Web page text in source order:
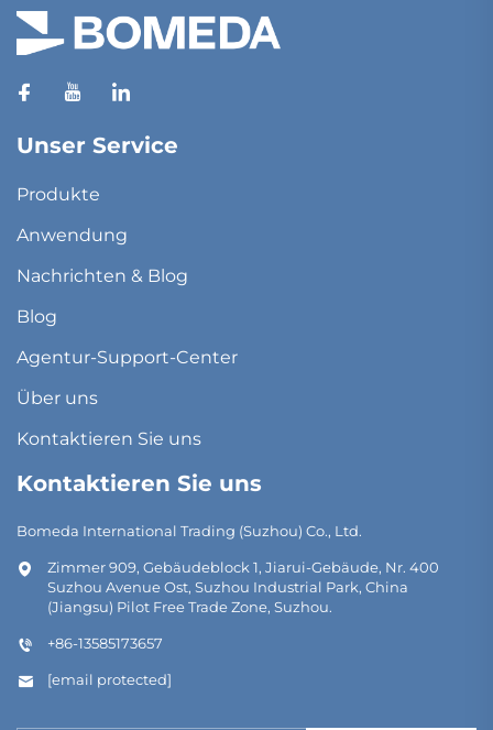
Unser Service
Produkte
Anwendung
Nachrichten & Blog
Blog
Agentur-Support-Center
Über uns
Kontaktieren Sie uns
Kontaktieren Sie uns
Bomeda International Trading (Suzhou) Co., Ltd.
Zimmer 909, Gebäudeblock 1, Jiarui-Gebäude, Nr. 400
Suzhou Avenue Ost, Suzhou Industrial Park, China
(Jiangsu) Pilot Free Trade Zone, Suzhou.
+86-13585173657
[email protected]